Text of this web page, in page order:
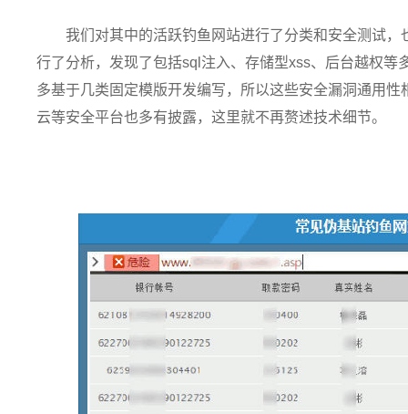
我们对其中的活跃钓鱼网站进行了分类和安全测试
行了分析，发现了包括sql注入、存储型xss、后台越权等
多基于几类固定模版开发编写，所以这些安全漏洞通用
云等安全平台也多有披露，这里就不再赘述技术细节。